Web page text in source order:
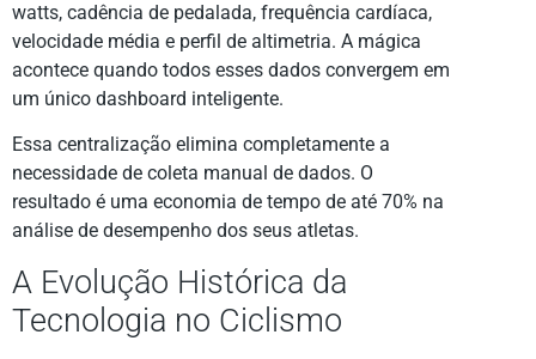
watts, cadência de pedalada, frequência cardíaca,
velocidade média e perfil de altimetria. A mágica
acontece quando todos esses dados convergem em
um único dashboard inteligente.
Essa centralização elimina completamente a
necessidade de coleta manual de dados. O
resultado é uma economia de tempo de até 70% na
análise de desempenho dos seus atletas.
A Evolução Histórica da
Tecnologia no Ciclismo